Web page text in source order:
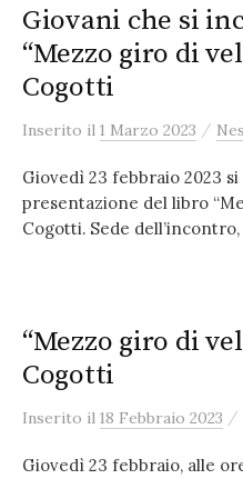
Giovani che si
“Mezzo giro di
Cogotti
Inserito il 1 Marzo 2023 /
Giovedì 23 febbraio 2023
presentazione del libro
Cogotti. Sede
“Mezzo giro di
Cogotti
Inserito il 18 Febbraio 2023 /
Giovedì 23 febbraio, alle